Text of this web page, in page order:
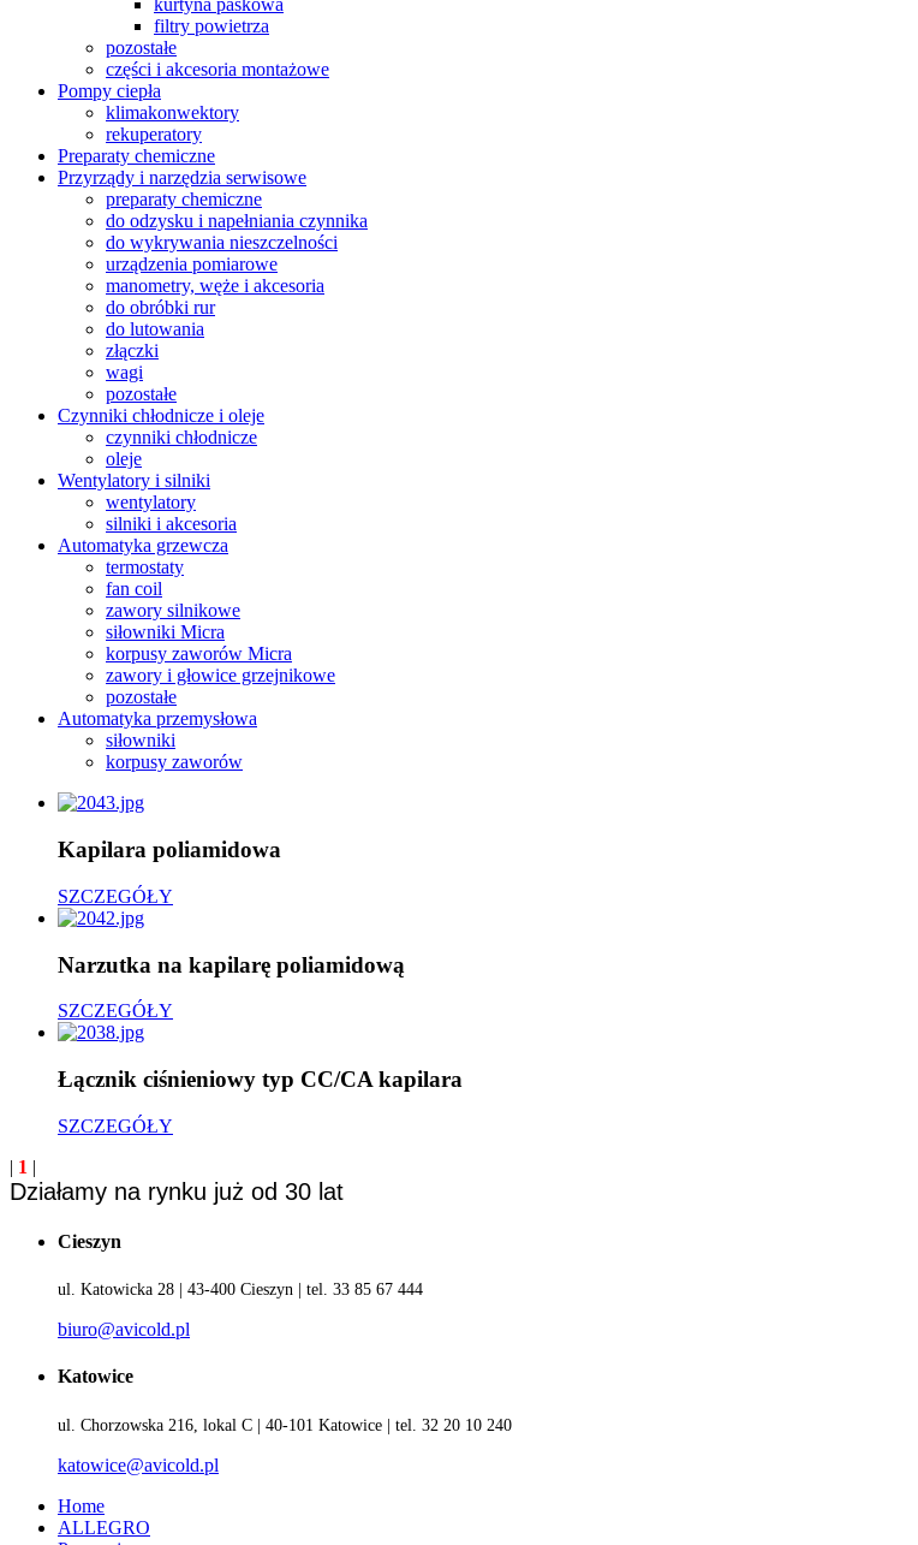
kurtyna paskowa
filtry powietrza
pozostałe
części i akcesoria montażowe
Pompy ciepła
klimakonwektory
rekuperatory
Preparaty chemiczne
Przyrządy i narzędzia serwisowe
preparaty chemiczne
do odzysku i napełniania czynnika
do wykrywania nieszczelności
urządzenia pomiarowe
manometry, węże i akcesoria
do obróbki rur
do lutowania
złączki
wagi
pozostałe
Czynniki chłodnicze i oleje
czynniki chłodnicze
oleje
Wentylatory i silniki
wentylatory
silniki i akcesoria
Automatyka grzewcza
termostaty
fan coil
zawory silnikowe
siłowniki Micra
korpusy zaworów Micra
zawory i głowice grzejnikowe
pozostałe
Automatyka przemysłowa
siłowniki
korpusy zaworów
Kapilara poliamidowa
SZCZEGÓŁY
Narzutka na kapilarę poliamidową
SZCZEGÓŁY
Łącznik ciśnieniowy typ CC/CA kapilara
SZCZEGÓŁY
| 1 |
Działamy na rynku już od 30 lat
Cieszyn
ul. Katowicka 28 | 43-400 Cieszyn | tel. 33 85 67 444
biuro@avicold.pl
Katowice
ul. Chorzowska 216, lokal C | 40-101 Katowice | tel. 32 20 10 240
katowice@avicold.pl
Home
ALLEGRO